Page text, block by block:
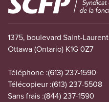
1375, boulevard Saint-Laurent
Ottawa (Ontario) K1G 0Z7
Téléphone :(613) 237-1590
Télécopieur :(613) 237-5508
Sans frais :(844) 237-1590